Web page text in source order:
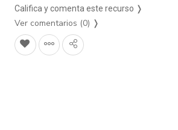
Califica y comenta este recurso ❭
Ver comentarios (0) ❭